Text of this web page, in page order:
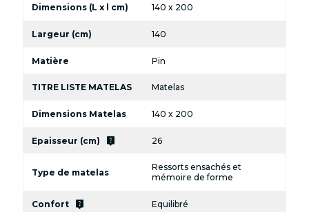
Dimensions (L x l cm) 140 x 200
Largeur (cm) 140
Matière Pin
TITRE LISTE MATELAS Matelas
Dimensions Matelas 140 x 200
Epaisseur (cm) live_help 26
Type de matelas
Ressorts ensachés et
mémoire de forme
Confort live_help Equilibré